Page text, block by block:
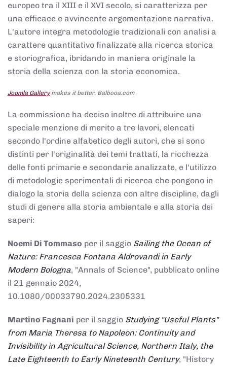
europeo tra il XIII e il XVI secolo, si caratterizza per
una efficace e avvincente argomentazione narrativa.
L'autore integra metodologie tradizionali con analisi a
carattere quantitativo finalizzate alla ricerca storica
e storiografica, ibridando in maniera originale la
storia della scienza con la storia economica.
Joomla Gallerymakes it better. Balbooa.com
La commissione ha deciso inoltre di attribuire una
speciale menzione di merito a tre lavori, elencati
secondo l'ordine alfabetico degli autori, che si sono
distinti per l'originalità dei temi trattati, la ricchezza
delle fonti primarie e secondarie analizzate, e l'utilizzo
di metodologie sperimentali di ricerca che pongono in
dialogo la storia della scienza con altre discipline, dagli
studi di genere alla storia ambientale e alla storia dei
saperi:
Noemi Di Tommaso per il saggio Sailing the Ocean of
Nature: Francesca Fontana Aldrovandi in Early
Modern Bologna, "Annals of Science", pubblicato online
il 21 gennaio 2024,
10.1080/00033790.2024.2305331
Martino Fagnani per il saggio Studying "Useful Plants"
from Maria Theresa to Napoleon: Continuity and
Invisibility in Agricultural Science, Northern Italy, the
Late Eighteenth to Early Nineteenth Century, "History